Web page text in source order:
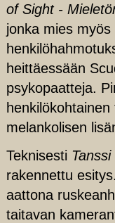
of Sight -
jonka mies
heittäessään
psykopaatteja.
melankolisen
Teknisesti
rakennettu
aattona
taitavan